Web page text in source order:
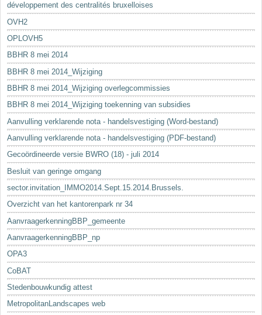
développement des centralités bruxelloises
OVH2
OPLOVH5
BBHR 8 mei 2014
BBHR 8 mei 2014_Wijziging
BBHR 8 mei 2014_Wijziging overlegcommissies
BBHR 8 mei 2014_Wijziging toekenning van subsidies
Aanvulling verklarende nota - handelsvestiging (Word-bestand)
Aanvulling verklarende nota - handelsvestiging (PDF-bestand)
Gecoördineerde versie BWRO (18) - juli 2014
Besluit van geringe omgang
sector.invitation_IMMO2014.Sept.15.2014.Brussels.
Overzicht van het kantorenpark nr 34
AanvraagerkenningBBP_gemeente
AanvraagerkenningBBP_np
OPA3
CoBAT
Stedenbouwkundig attest
MetropolitanLandscapes web